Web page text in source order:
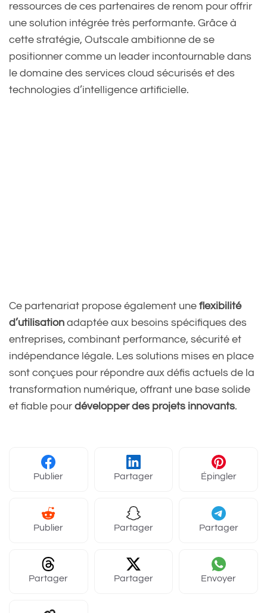
ressources de ces partenaires de renom pour offrir
une solution intégrée très performante. Grâce à
cette stratégie, Outscale ambitionne de se
positionner comme un leader incontournable dans
le domaine des services cloud sécurisés et des
technologies d’intelligence artificielle.
Ce partenariat propose également une flexibilité
d’utilisation adaptée aux besoins spécifiques des
entreprises, combinant performance, sécurité et
indépendance légale. Les solutions mises en place
sont conçues pour répondre aux défis actuels de la
transformation numérique, offrant une base solide
et fiable pour développer des projets innovants.
Publier Partager Épingler
Publier Partager Partager
Partager Partager Envoyer